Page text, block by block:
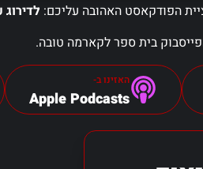
הפודקאסט האהובה עליכם:
בית ספר לקארמה טובה.
האזינו ב-
Apple Podcasts